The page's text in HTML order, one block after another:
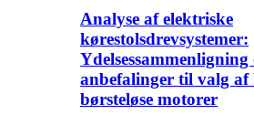
Analyse af elektriske
kørestolsdrevsystemer:
Ydelsessammenligning
anbefalinger til valg af
børsteløse motorer